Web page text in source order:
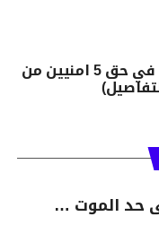
ابطاقة ايداع بالسجن في حق 5 امنيين من
حد الموت …